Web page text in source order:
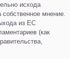
исхода
мнение.
из ЕС
(как